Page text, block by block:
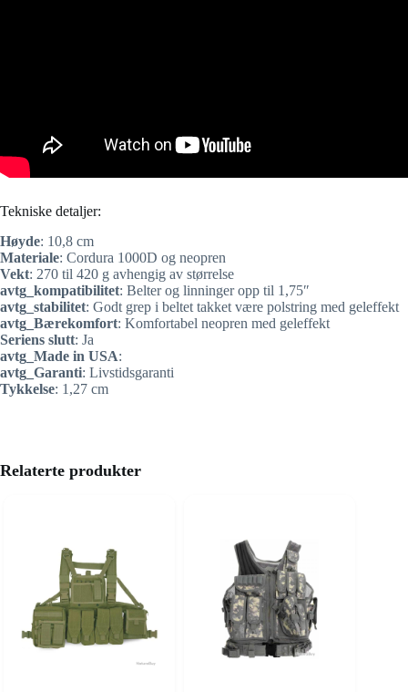
Tekniske detaljer:
Høyde: 10,8 cm
Materiale: Cordura 1000D og neopren
Vekt: 270 til 420 g avhengig av størrelse
avtg_kompatibilitet: Belter og linninger opp til 1,75″
avtg_stabilitet: Godt grep i beltet takket være polstring med geleffekt
avtg_Bærekomfort: Komfortabel neopren med geleffekt
Seriens slutt: Ja
avtg_Made in USA:
avtg_Garanti: Livstidsgaranti
Tykkelse: 1,27 cm
Relaterte produkter